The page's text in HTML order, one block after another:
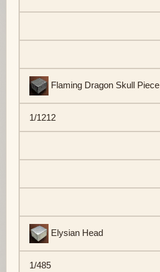
Flaming Dragon Skull Piece
1/1212
Elysian Head
1/485